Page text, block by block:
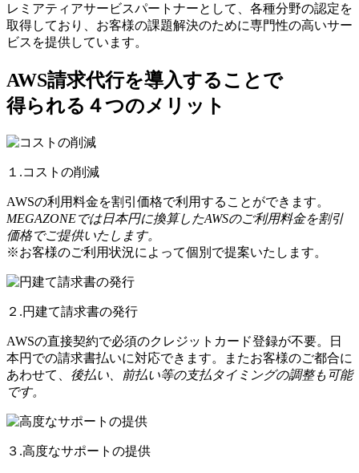
レミアティアサービスパートナーとして、各種分野の認定を
取得しており、お客様の課題解決のために専門性の高いサー
ビスを提供しています。
AWS請求代行を導入することで
得られる４つのメリット
１.コストの削減
AWSの利用料金を割引価格で利用することができます。
MEGAZONEでは日本円に換算したAWSのご利用料金を割引
価格でご提供いたします。
※お客様のご利用状況によって個別で提案いたします。
２.円建て請求書の発行
AWSの直接契約で必須のクレジットカード登録が不要。日
本円での請求書払いに対応できます。またお客様のご都合に
あわせて、 後払い、前払い等の支払タイミングの調整も可能
です。
３.高度なサポートの提供